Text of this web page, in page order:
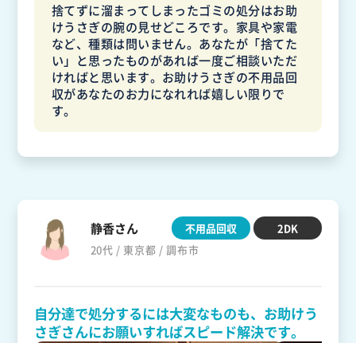
捨てずに溜まってしまったゴミの処分はお助
けうさぎの腕の見せどころです。家具や家電
など、種類は問いません。あなたが「捨てた
い」と思ったものがあれば一度ご相談いただ
ければと思います。お助けうさぎの不用品回
収があなたのお力になれれば嬉しい限りで
す。
静香さん
20代 / 東京都 / 調布市
不用品回収 2DK
自分達で処分するには大変なものも、お助けう
さぎさんにお願いすればスピード解決です。